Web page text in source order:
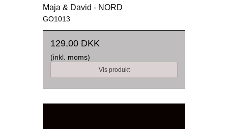
Maja & David - NORD
GO1013
129,00 DKK
(inkl. moms)
Vis produkt